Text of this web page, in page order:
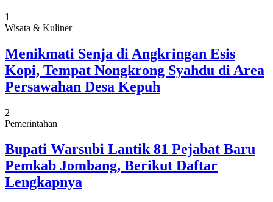
1
Wisata & Kuliner
Menikmati Senja di Angkringan Esis
Kopi, Tempat Nongkrong Syahdu di Area
Persawahan Desa Kepuh
2
Pemerintahan
Bupati Warsubi Lantik 81 Pejabat Baru
Pemkab Jombang, Berikut Daftar
Lengkapnya